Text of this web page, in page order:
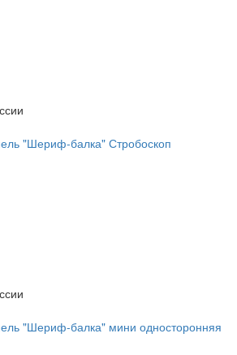
"Шериф-балка" Стробоскоп
"Шериф-балка" мини односторонняя